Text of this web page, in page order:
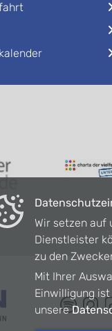
Wir setzen auf
Dienstleister
zu den
Mit Ihrer
Einwilligung
unsere